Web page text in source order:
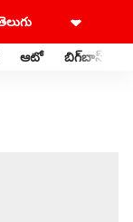
ఆటో బిగ్‌బాస్